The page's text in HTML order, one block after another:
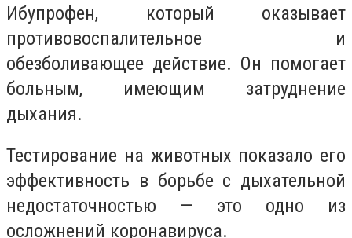
Ибупрофен, который оказывает
противовоспалительное и
обезболивающее действие. Он помогает
больным, имеющим затруднение
дыхания.
Тестирование на животных показало его
эффективность в борьбе с дыхательной
недостаточностью — это одно из
осложнений коронавируса.